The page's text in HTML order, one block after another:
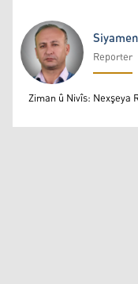
Siyamend Brim
Reporter
Ziman û Nivîs: Nexşeya